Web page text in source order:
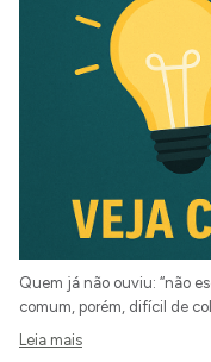
Quem já não ouviu: “não
comum, porém, difícil de
Leia mais